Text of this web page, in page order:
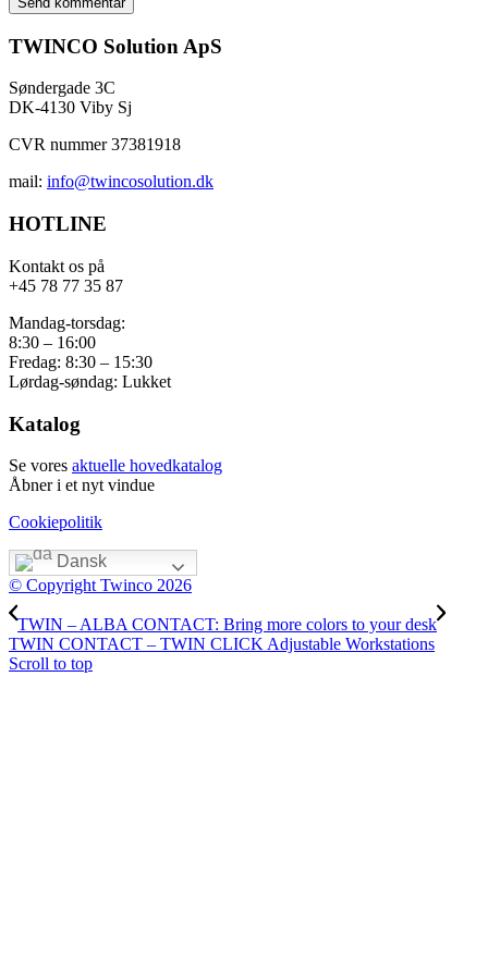
TWINCO Solution ApS
Søndergade 3C
DK-4130 Viby Sj
CVR nummer 37381918
mail: info@twincosolution.dk
HOTLINE
Kontakt os på
+45 78 77 35 87
Mandag-torsdag:
8:30 – 16:00
Fredag: 8:30 – 15:30
Lørdag-søndag: Lukket
Katalog
Se vores aktuelle hovedkatalog
Åbner i et nyt vindue
Cookiepolitik
Dansk
© Copyright Twinco 2026
TWIN – ALBA CONTACT: Bring more colors to your desk
TWIN CONTACT – TWIN CLICK Adjustable Workstations
Scroll to top